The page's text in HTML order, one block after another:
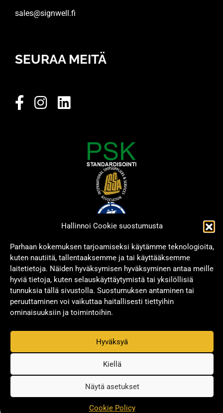
Hallinnoi Cookie suostumusta
Parhaan kokemuksen tarjoamiseksi käytämme teknologioita,
kuten nautiitä, tallentaaksemme ja tai käyttääksemme
laitetietoja. Näiden hyväksymisen hyväksyminen antaa meille
hyviä tietoja, kuten selauskäyttäytymistä tai yksilöllisiä
tunnuksia tällä sivustolla. Suostumuksen antaminen tai
peruuttaminen voi vaikuttaa haitallisesti tiettyihin
ominaisuuksiin ja toimintoihin.
Hyväksyä
Kiellä
Näytä asetukset
Cookie Policy
sales@signwell.fi
SEURAA MEITÄ